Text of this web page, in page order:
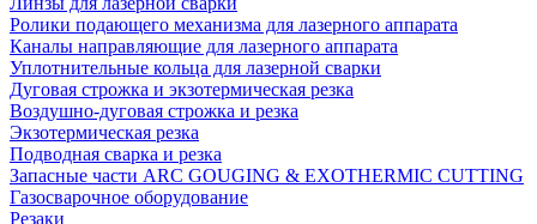
Ролики подающего механизма для лазерного аппарата
Каналы направляющие для лазерного аппарата
Уплотнительные кольца для лазерной сварки
Дуговая строжка и экзотермическая резка
Воздушно-дуговая строжка и резка
Экзотермическая резка
Подводная сварка и резка
Запасные части ARC GOUGING & EXOTHERMIC CUTTING
Газосварочное оборудование
Резаки